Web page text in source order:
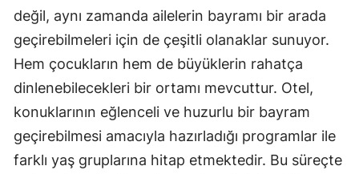
değil, aynı zamanda ailelerin bayramı bir arada
geçirebilmeleri için de çeşitli olanaklar sunuyor.
Hem çocukların hem de büyüklerin rahatça
dinlenebilecekleri bir ortamı mevcuttur. Otel,
konuklarının eğlenceli ve huzurlu bir bayram
geçirebilmesi amacıyla hazırladığı programlar ile
farklı yaş gruplarına hitap etmektedir. Bu süreçte